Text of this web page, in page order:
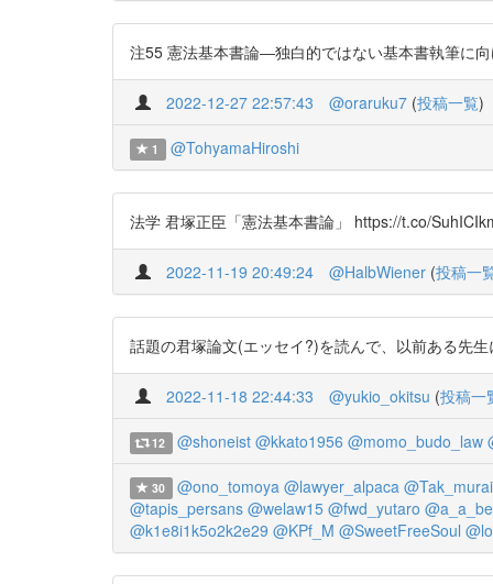
注55 憲法基本書論―独白的ではない基本書執筆に
2022-12-27 22:57:43 @oraruku7 (投稿一覧)
1 @TohyamaHiroshi
法学 君塚正臣「憲法基本書論」 https://t.co/
2022-11-19 20:49:24 @HalbWiener (投稿一
話題の君塚論文(エッセイ?)を読んで、以前ある先
2022-11-18 22:44:33 @yukio_okitsu (投稿一
12 @shoneist @kkato1956 @momo_budo_law
30 @ono_tomoya @lawyer_alpaca @Tak_murai
@tapis_persans @welaw15 @fwd_yutaro
@k1e8i1k5o2k2e29 @KPf_M @SweetFreeSoul